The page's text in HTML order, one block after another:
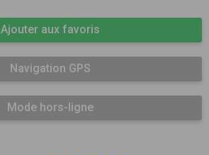
Ajouter aux favoris
Navigation GPS
Mode hors-ligne